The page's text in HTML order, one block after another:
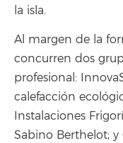
la isla.
Al margen de la
concurren dos
profesional:
calefacción
Instalaciones
Sabino Berthelot;